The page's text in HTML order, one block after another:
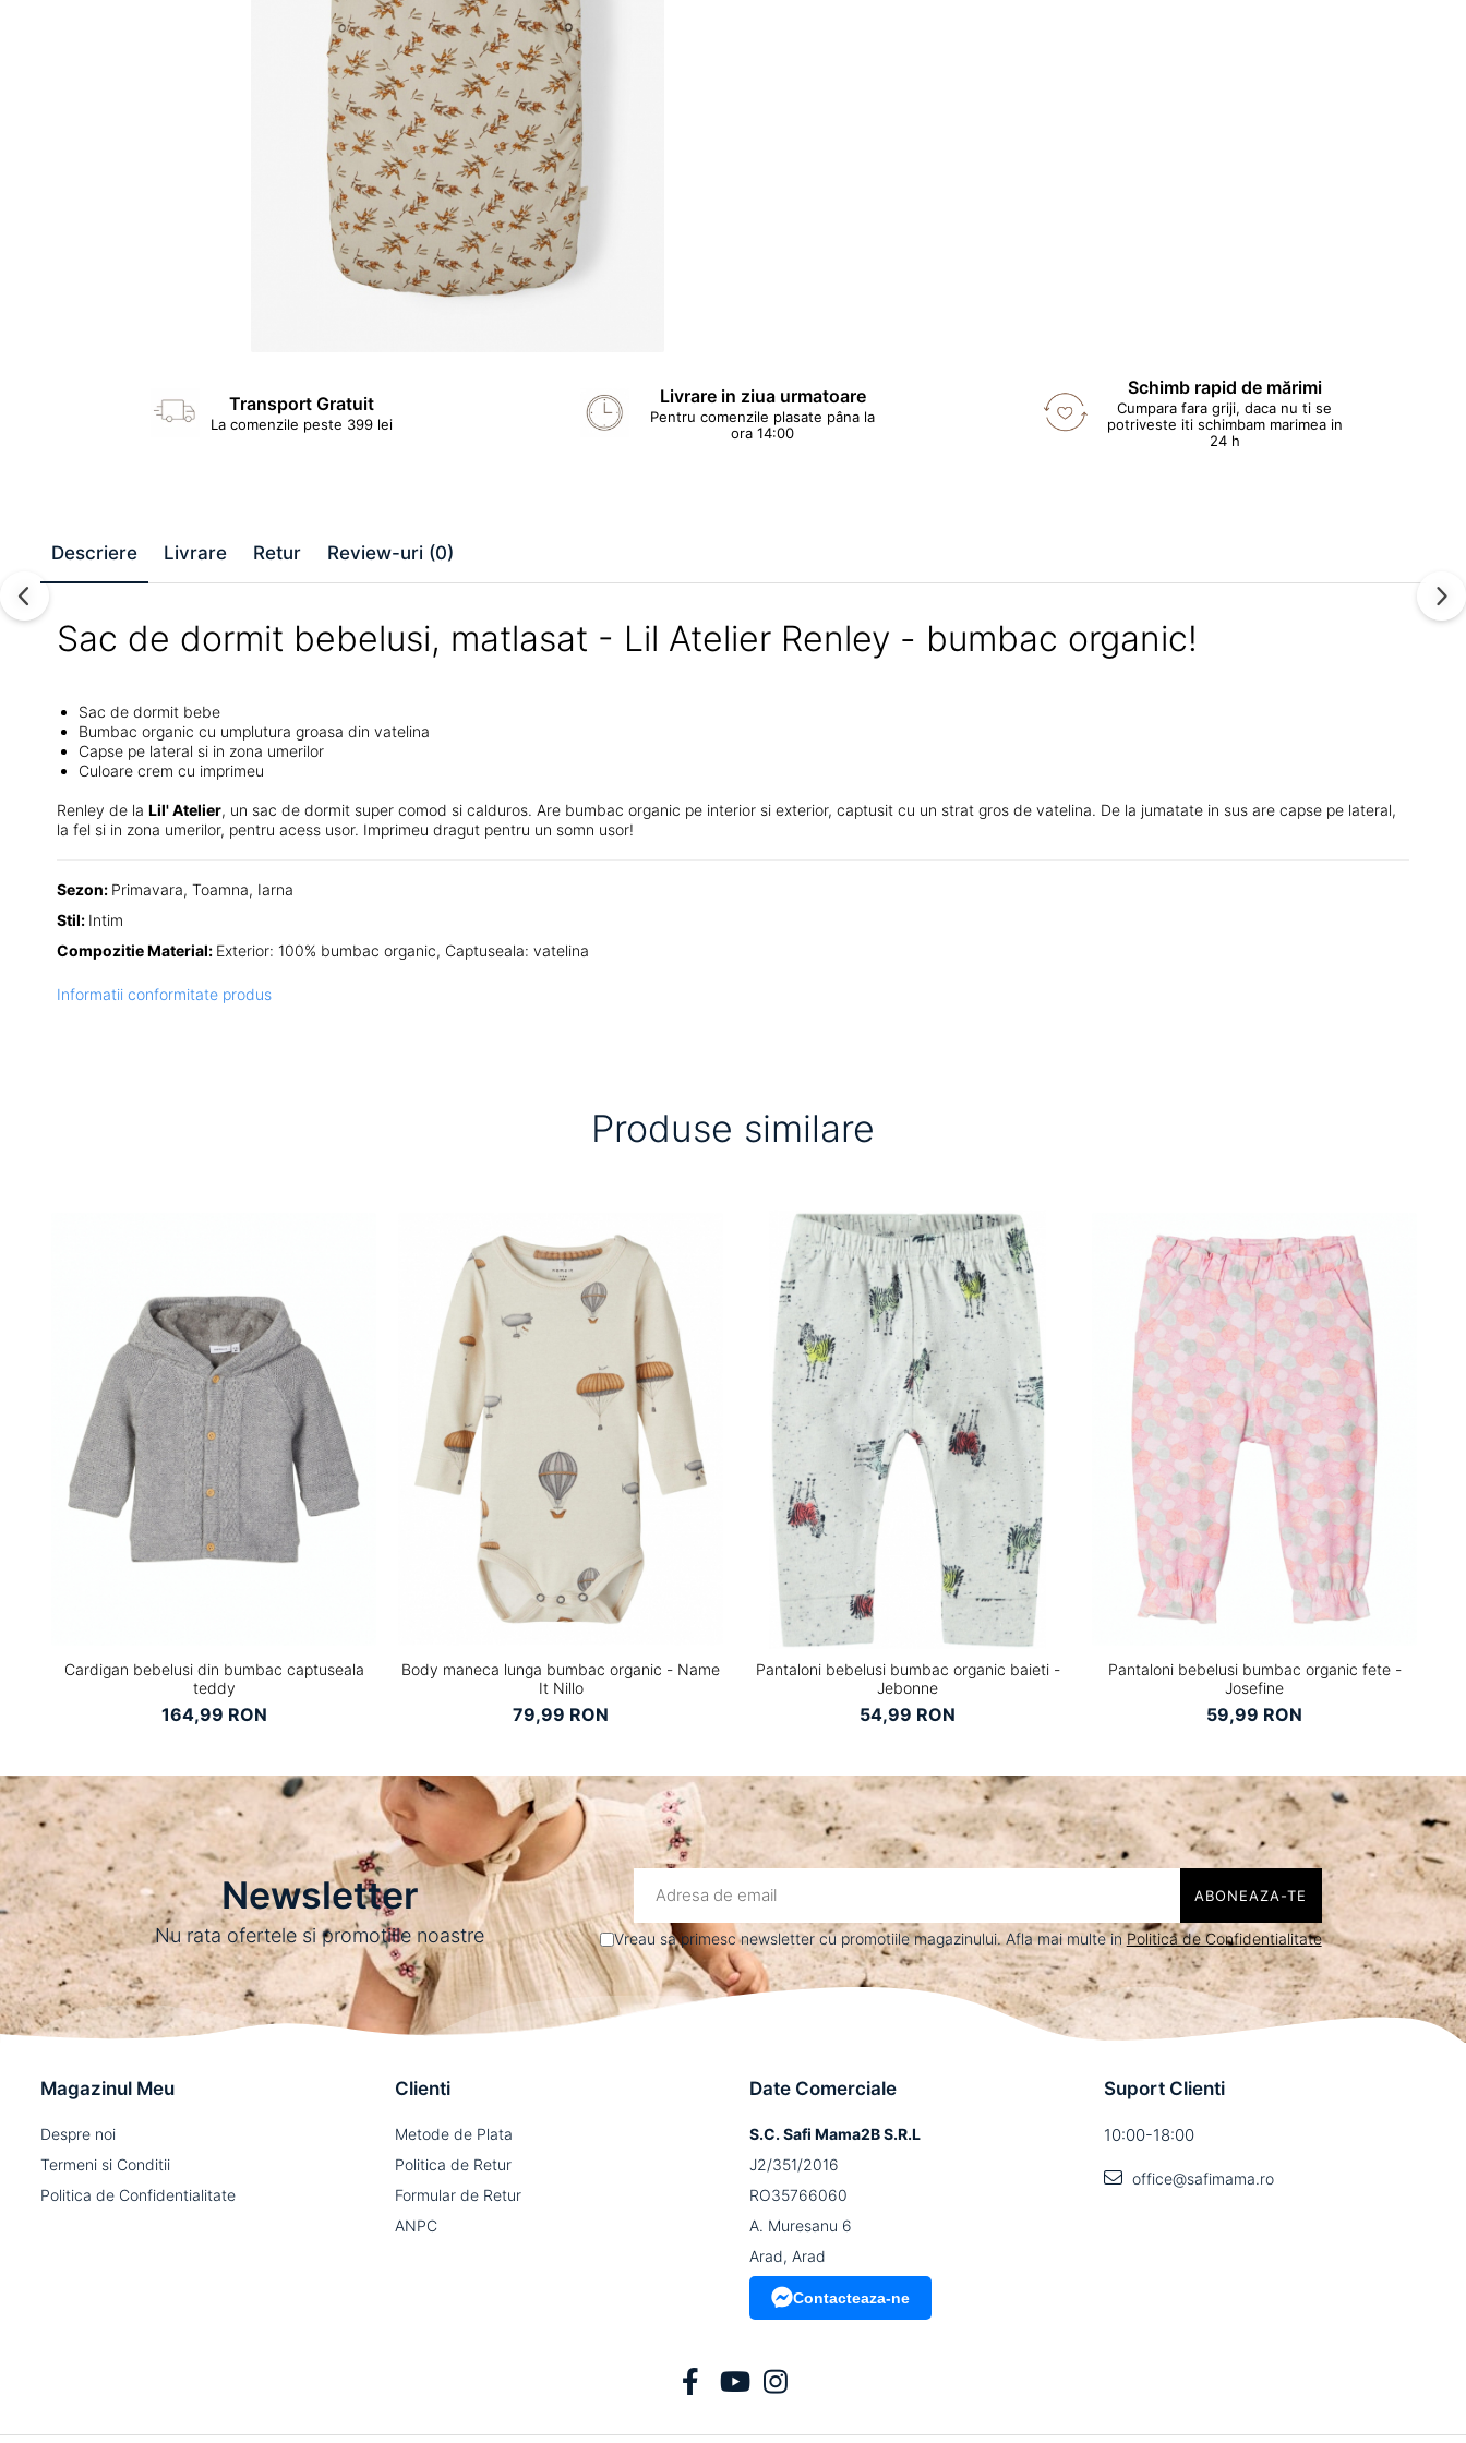
Transport Gratuit
La comenzile peste 399 lei
Livrare in ziua urmatoare
Pentru comenzile plasate pâna la
ora 14:00
Schimb rapid de mărimi
Cumpara fara griji, daca nu ti se
potriveste iti schimbam marimea in
24 h
Descriere Livrare Retur Review-uri (0)
Sac de dormit bebelusi, matlasat - Lil Atelier Renley - bumbac organic!
Sac de dormit bebe
Bumbac organic cu umplutura groasa din vatelina
Capse pe lateral si in zona umerilor
Culoare crem cu imprimeu
Renley de la Lil' Atelier, un sac de dormit super comod si calduros. Are bumbac organic pe interior si exterior, captusit cu un strat gros de vatelina. De la jumatate in sus are capse pe lateral,
la fel si in zona umerilor, pentru acess usor. Imprimeu dragut pentru un somn usor!
Sezon: Primavara, Toamna, Iarna
Stil: Intim
Compozitie Material: Exterior: 100% bumbac organic, Captuseala: vatelina
Informatii conformitate produs
Produse similare
Cardigan bebelusi din bumbac captuseala
teddy
164,99 RON
Body maneca lunga bumbac organic - Name
It Nillo
79,99 RON
Pantaloni bebelusi bumbac organic baieti -
Jebonne
54,99 RON
Pantaloni bebelusi bumbac organic fete -
Josefine
59,99 RON
Newsletter
Nu rata ofertele si promotiile noastre Vreau sa primesc newsletter cu promotiile magazinului. Afla mai multe inPolitica de Confidentialitate
Magazinul Meu
Despre noi
Termeni si Conditii
Politica de Confidentialitate
Clienti
Metode de Plata
Politica de Retur
Formular de Retur
ANPC
Date Comerciale
S.C. Safi Mama2B S.R.L
J2/351/2016
RO35766060
A. Muresanu 6
Arad, Arad
Contacteaza-ne
Suport Clienti
10:00-18:00
office@safimama.ro